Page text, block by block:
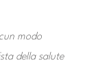
modo
della salute